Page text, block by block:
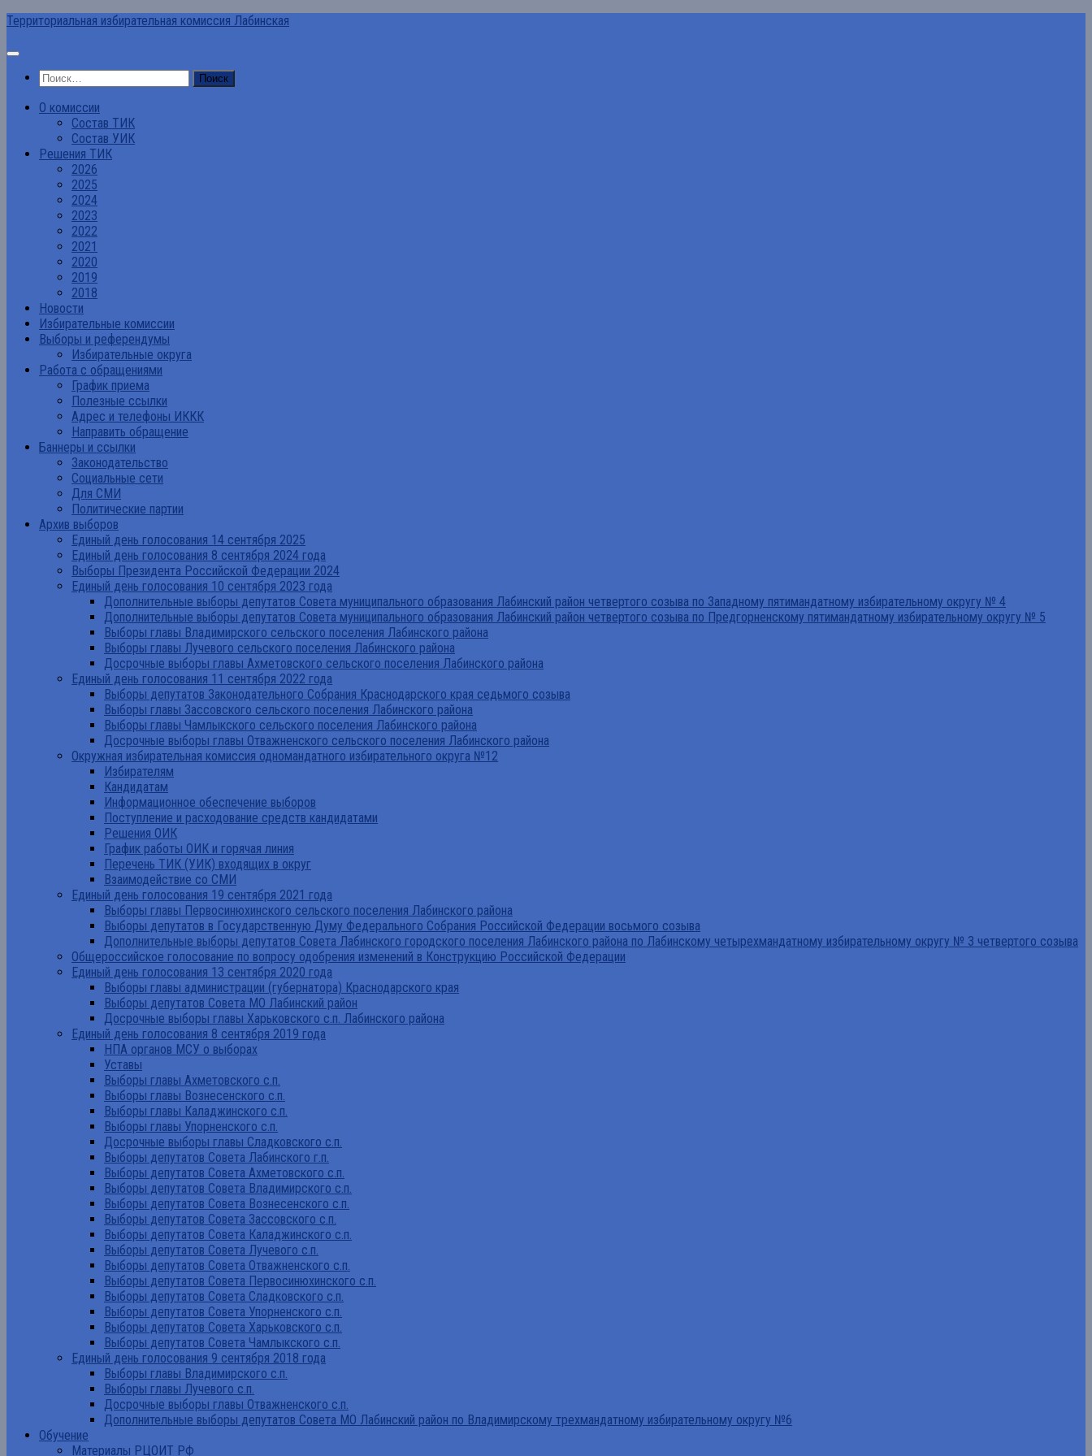
Перейти
содержимому
Территориальная избирательная комиссия Лабинская
Найти:
О комиссии
Состав ТИК
Состав УИК
Решения ТИК
2026
2025
2024
2023
2022
2021
2020
2019
2018
Новости
Избирательные комиссии
Выборы и референдумы
Избирательные округа
Работа с обращениями
График приема
Полезные ссылки
Адрес и телефоны ИККК
Направить обращение
Баннеры и ссылки
Законодательство
Социальные сети
Для СМИ
Политические партии
Архив выборов
Единый день голосования 14 сентября 2025
Единый день голосования 8 сентября 2024 года
Выборы Президента Российской Федерации 2024
Единый день голосования 10 сентября 2023 года
Дополнительные выборы депутатов Совета муниципального образования Лабинский район четвертого созыва по Западному пятимандатному избирательному округу № 4
Дополнительные выборы депутатов Совета муниципального образования Лабинский район четвертого созыва по Предгорненскому пятимандатному избирательному округу № 5
Выборы главы Владимирского сельского поселения Лабинского района
Выборы главы Лучевого сельского поселения Лабинского района
Досрочные выборы главы Ахметовского сельского поселения Лабинского района
Единый день голосования 11 сентября 2022 года
Выборы депутатов Законодательного Собрания Краснодарского края седьмого созыва
Выборы главы Зассовского сельского поселения Лабинского района
Выборы главы Чамлыкского сельского поселения Лабинского района
Досрочные выборы главы Отважненского сельского поселения Лабинского района
Окружная избирательная комиссия одномандатного избирательного округа №12
Избирателям
Кандидатам
Информационное обеспечение выборов
Поступление и расходование средств кандидатами
Решения ОИК
График работы ОИК и горячая линия
Перечень ТИК (УИК) входящих в округ
Взаимодействие со СМИ
Единый день голосования 19 сентября 2021 года
Выборы главы Первосинюхинского сельского поселения Лабинского района
Выборы депутатов в Государственную Думу Федерального Собрания Российской Федерации восьмого созыва
Дополнительные выборы депутатов Совета Лабинского городского поселения Лабинского района по Лабинскому четырехмандатному избирательному округу № 3 четвертого созыва
Общероссийское голосование по вопросу одобрения изменений в Конструкцию Российской Федерации
Единый день голосования 13 сентября 2020 года
Выборы главы администрации (губернатора) Краснодарского края
Выборы депутатов Совета МО Лабинский район
Досрочные выборы главы Харьковского с.п. Лабинского района
Единый день голосования 8 сентября 2019 года
НПА органов МСУ о выборах
Уставы
Выборы главы Ахметовского с.п.
Выборы главы Вознесенского с.п.
Выборы главы Каладжинского с.п.
Выборы главы Упорненского с.п.
Досрочные выборы главы Сладковского с.п.
Выборы депутатов Совета Лабинского г.п.
Выборы депутатов Совета Ахметовского с.п.
Выборы депутатов Совета Владимирского с.п.
Выборы депутатов Совета Вознесенского с.п.
Выборы депутатов Совета Зассовского с.п.
Выборы депутатов Совета Каладжинского с.п.
Выборы депутатов Совета Лучевого с.п.
Выборы депутатов Совета Отважненского с.п.
Выборы депутатов Совета Первосинюхинского с.п.
Выборы депутатов Совета Сладковского с.п.
Выборы депутатов Совета Упорненского с.п.
Выборы депутатов Совета Харьковского с.п.
Выборы депутатов Совета Чамлыкского с.п.
Единый день голосования 9 сентября 2018 года
Выборы главы Владимирского с.п.
Выборы главы Лучевого с.п.
Досрочные выборы главы Отважненского с.п.
Дополнительные выборы депутатов Совета МО Лабинский район по Владимирскому трехмандатному избирательному округу №6
Обучение
Материалы РЦОИТ РФ